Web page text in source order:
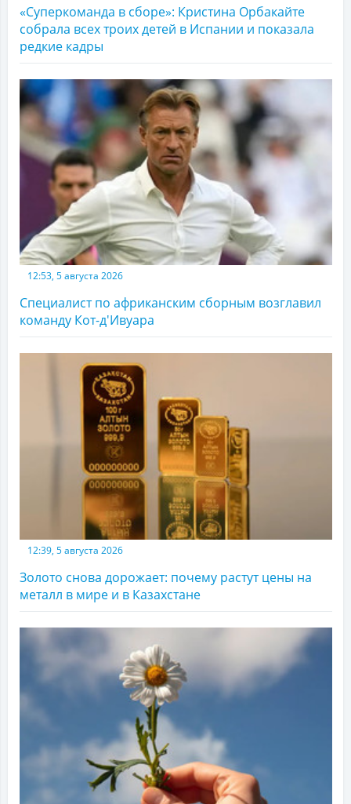
«Суперкоманда в сборе»: Кристина Орбакайте
собрала всех троих детей в Испании и показала
редкие кадры
12:53, 5 августа 2026
Специалист по африканским сборным возглавил
команду Кот-д'Ивуара
12:39, 5 августа 2026
Золото снова дорожает: почему растут цены на
металл в мире и в Казахстане